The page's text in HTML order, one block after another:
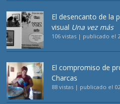
El desencanto de la
visual Una vez más
106 vistas | publicado el
El compromiso de
Charcas
88 vistas | publicado el